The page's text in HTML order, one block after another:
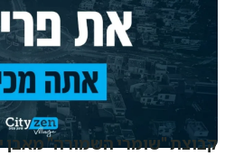
קבוצת "שומרי השמורה" מאבן